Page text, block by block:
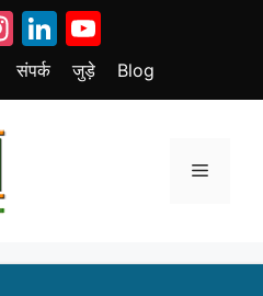
Instagram
LinkedIn
संपर्क जुड़े Blog
Menu